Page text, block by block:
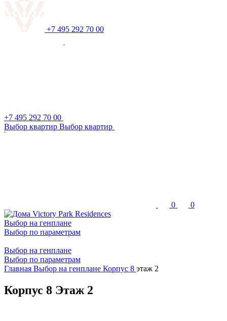
+7 495 292 70 00
+7 495 292 70 00
Выбор квартир Выбор квартир
0 0
Выбор на генплане
Выбор по параметрам
Выбор на генплане
Выбор по параметрам
Главная Выбор на генплане Корпус 8 этаж 2
Корпус 8 Этаж 2